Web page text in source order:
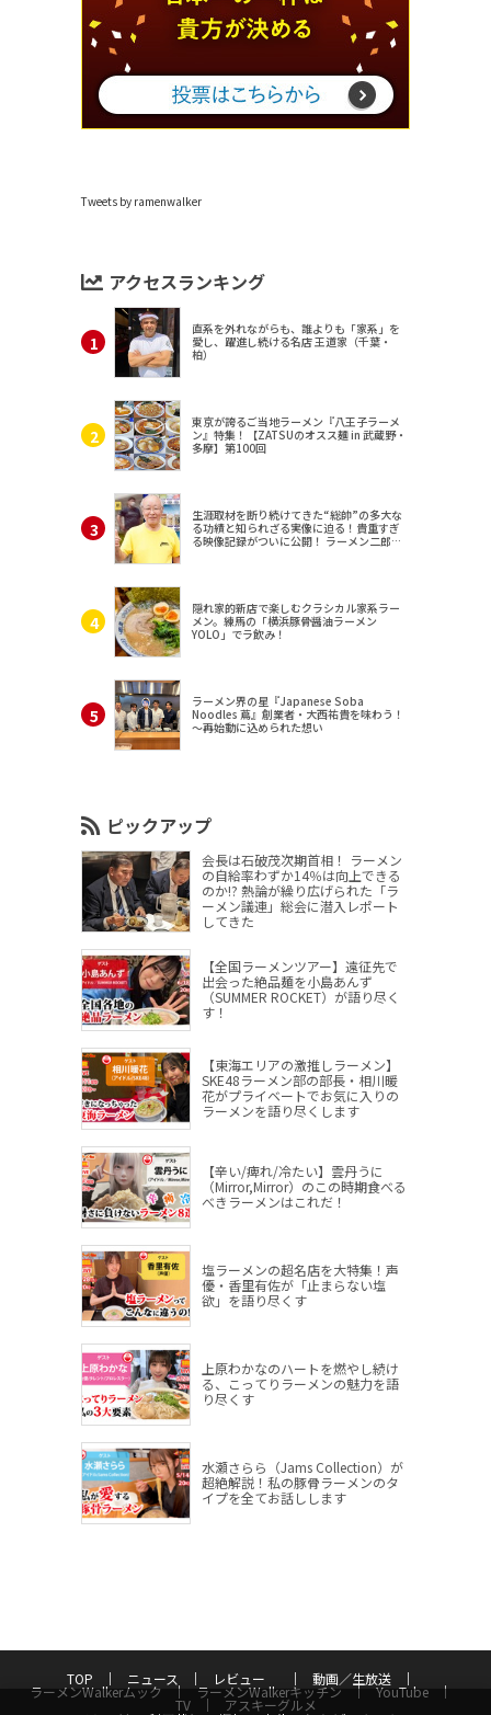
Tweets by ramenwalker
アクセスランキング
直系を外れながらも、誰よりも「家系」を
愛し、躍進し続ける名店 王道家（千葉・
柏）
東京が誇るご当地ラーメン『八王子ラーメ
ン』特集！【ZATSUのオスス麺 in 武蔵野・
多摩】第100回
生涯取材を断り続けてきた“総帥”の多大な
る功績と知られざる実像に迫る！貴重すぎ
る映像記録がついに公開！ ラーメン二郎
隠れ家的新店で楽しむクラシカル家系ラー
メン。練馬の「横浜豚骨醤油ラーメン
YOLO」でラ飲み！
ラーメン界の星『Japanese Soba
Noodles 蔦』創業者・大西祐貴を味わう！
～再始動に込められた想い
ピックアップ
会長は石破茂次期首相！ ラーメン
の自給率わずか14％は向上できる
のか!? 熱論が繰り広げられた「ラ
ーメン議連」総会に潜入レポート
してきた
【全国ラーメンツアー】遠征先で
出会った絶品麺を小島あんず
（SUMMER ROCKET）が語り尽く
す！
【東海エリアの激推しラーメン】
SKE48ラーメン部の部長・相川暖
花がプライベートでお気に入りの
ラーメンを語り尽くします
【辛い/痺れ/冷たい】雲丹うに
（Mirror,Mirror）のこの時期食べる
べきラーメンはこれだ！
塩ラーメンの超名店を大特集！声
優・香里有佐が「止まらない塩
欲」を語り尽くす
上原わかなのハートを燃やし続け
る、こってりラーメンの魅力を語
り尽くす
水瀬さらら（Jams Collection）が
超絶解説！私の豚骨ラーメンのタ
イプを全てお話しします
TOP ニュース レビュー 動画／生放送
ラーメンWalkerムック ラーメンWalkerキッチン YouTube
TV アスキーグルメ